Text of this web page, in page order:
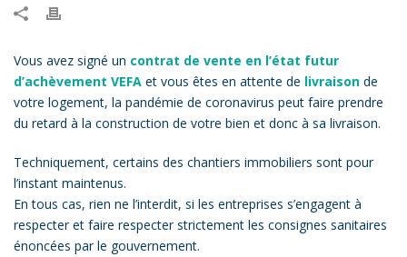
Vous avez signé un contrat de vente en l’état futur
d’achèvement VEFA et vous êtes en attente de livraison de
votre logement, la pandémie de coronavirus peut faire prendre
du retard à la construction de votre bien et donc à sa livraison.
Techniquement, certains des chantiers immobiliers sont pour
l’instant maintenus.
En tous cas, rien ne l’interdit, si les entreprises s’engagent à
respecter et faire respecter strictement les consignes sanitaires
énoncées par le gouvernement.